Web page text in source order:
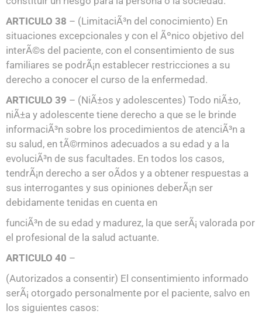
ARTICULO 38 – (LimitaciÃ³n del conocimiento) En
situaciones excepcionales y con el Ãºnico objetivo del
interÃ©s del paciente, con el consentimiento de sus
familiares se podrÃ¡n establecer restricciones a su
derecho a conocer el curso de la enfermedad.
ARTICULO 39 – (NiÃ±os y adolescentes) Todo niÃ±o,
niÃ±a y adolescente tiene derecho a que se le brinde
informaciÃ³n sobre los procedimientos de atenciÃ³n a
su salud, en tÃ©rminos adecuados a su edad y a la
evoluciÃ³n de sus facultades. En todos los casos,
tendrÃ¡n derecho a ser oÃ­dos y a obtener respuestas a
sus interrogantes y sus opiniones deberÃ¡n ser
debidamente tenidas en cuenta en
funciÃ³n de su edad y madurez, la que serÃ¡ valorada por
el profesional de la salud actuante.
ARTICULO 40 –
(Autorizados a consentir) El consentimiento informado
serÃ¡ otorgado personalmente por el paciente, salvo en
los siguientes casos: